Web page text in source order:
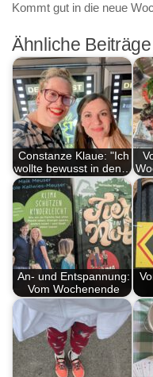
Kommt gut in die neue
Ähnliche Beiträge
Constanze Klaue: "Ich
wollte bewusst in den…
An- und Entspannung:
Vom Wochenende